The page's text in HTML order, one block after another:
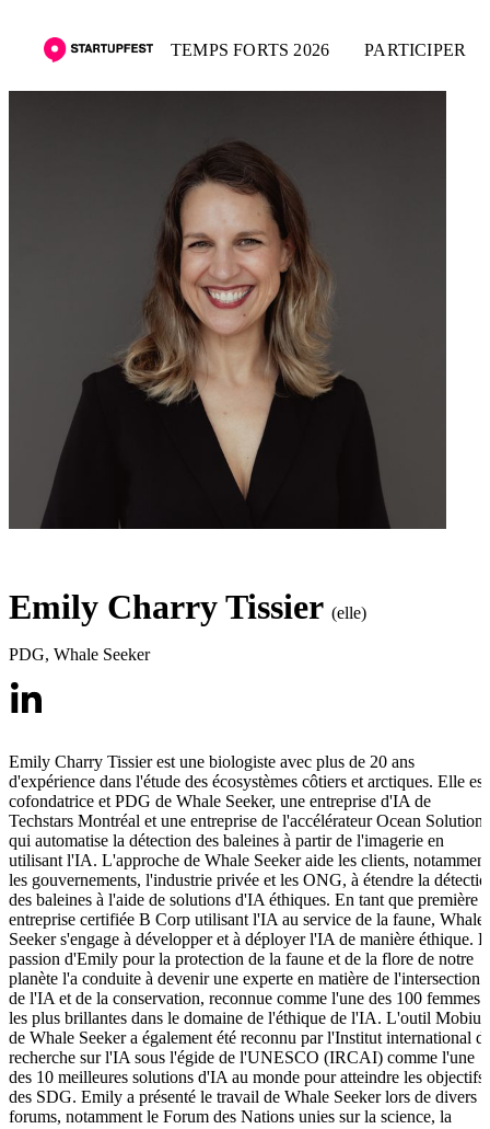
TEMPS FORTS 2026 PARTICIPER
Emily Charry Tissier (elle)
PDG, Whale Seeker
Emily Charry Tissier est une biologiste avec plus de 20 ans
d'expérience dans l'étude des écosystèmes côtiers et arctiques. Elle est
cofondatrice et PDG de Whale Seeker, une entreprise d'IA de
Techstars Montréal et une entreprise de l'accélérateur Ocean
qui automatise la détection des baleines à partir de l'imagerie en
utilisant l'IA. L'approche de Whale Seeker aide les clients, notamment
les gouvernements, l'industrie privée et les ONG, à étendre la
des baleines à l'aide de solutions d'IA éthiques. En tant que première
entreprise certifiée B Corp utilisant l'IA au service de la faune, Whale
Seeker s'engage à développer et à déployer l'IA de manière éthique.
passion d'Emily pour la protection de la faune et de la flore de notre
planète l'a conduite à devenir une experte en matière de l'intersection
de l'IA et de la conservation, reconnue comme l'une des 100 femmes
les plus brillantes dans le domaine de l'éthique de l'IA. L'outil Mobius
de Whale Seeker a également été reconnu par l'Institut international
recherche sur l'IA sous l'égide de l'UNESCO (IRCAI) comme l'une
des 10 meilleures solutions d'IA au monde pour atteindre les objectifs
des SDG. Emily a présenté le travail de Whale Seeker lors de divers
forums, notamment le Forum des Nations unies sur la science, la